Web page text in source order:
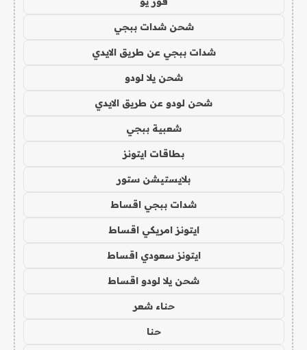
شحن شدات ببجي
شدات ببجي عن طريق الايدي
شحن يلا لودو
شحن لودو عن طريق الايدي
شعبية ببجي
بطاقات ايتونز
بلايستيشن ستور
شدات ببجي اقساط
ايتونز امريكي اقساط
ايتونز سعودي اقساط
شحن يلا لودو اقساط
حناء شعر
حنا